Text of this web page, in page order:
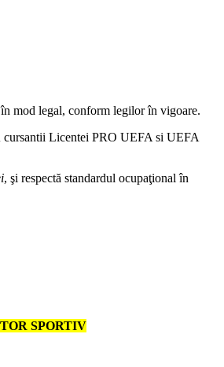
mod legal, conform legilor în vigoare.
cursantii Licentei PRO UEFA si UEFA
, şi respectă standardul ocupaţional în
SPORTIV